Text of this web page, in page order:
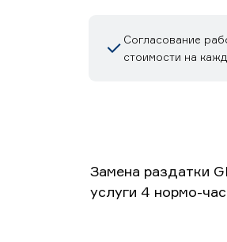
Согласование
стоимости на
Замена раздатки
услуги 4 нормо-